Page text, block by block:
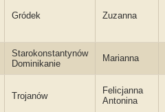
Gródek Zuzanna
Starokonstantynów
Dominikanie
Marianna
Trojanów
Felicjanna
Antonina